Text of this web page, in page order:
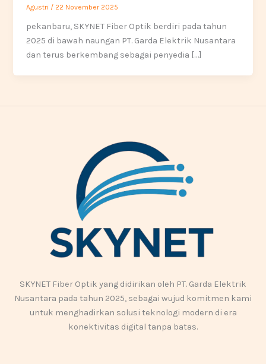
Agustri / 22 November 2025
pekanbaru, SKYNET Fiber Optik berdiri pada tahun
2025 di bawah naungan PT. Garda Elektrik Nusantara
dan terus berkembang sebagai penyedia […]
SKYNET Fiber Optik yang didirikan oleh PT. Garda Elektrik
Nusantara pada tahun 2025, sebagai wujud komitmen kami
untuk menghadirkan solusi teknologi modern di era
konektivitas digital tanpa batas.